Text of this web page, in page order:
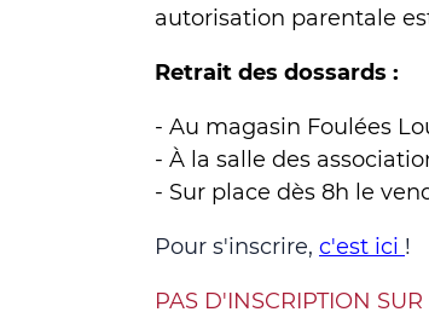
autorisation parentale
Retrait des dossards :
- Au magasin Foulées
- À la salle des
- Sur place dès 8h le
Pour s'inscrire, c'est ici !
PAS D'INSCRIPTION